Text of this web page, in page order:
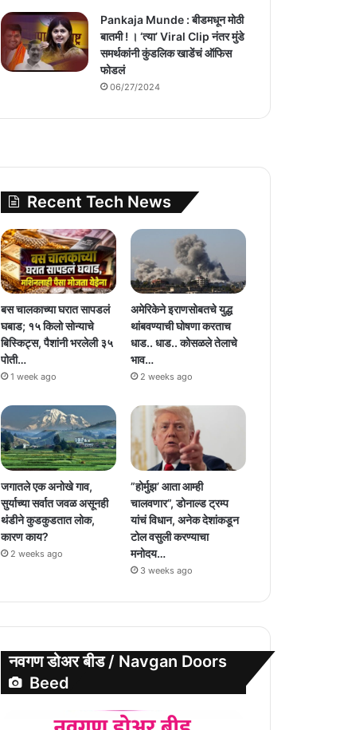
Pankaja Munde : बीडमधून मोठी
बातमी ! । ‘त्या’ Viral Clip नंतर मुंडे
समर्थकांनी कुंडलिक खाडेंचं ऑफिस
फोडलं
06/27/2024
Recent Tech News
बस चालकाच्या घरात सापडलं
घबाड; १५ किलो सोन्याचे
बिस्किट्स, पैशांनी भरलेली ३५
पोती…
1 week ago
अमेरिकेने इराणसोबतचे युद्ध
थांबवण्याची घोषणा करताच
धाड.. धाड.. कोसळले तेलाचे
भाव…
2 weeks ago
जगातले एक अनोखे गाव,
सुर्याच्या सर्वात जवळ असूनही
थंडीने कुडकुडतात लोक,
कारण काय?
2 weeks ago
”होर्मुझ’ आता आम्ही
चालवणार”, डोनाल्ड ट्रम्प
यांचं विधान, अनेक देशांकडून
टोल वसुली करण्याचा
मनोदय…
3 weeks ago
नवगण डोअर बीड / Navgan Doors
Beed